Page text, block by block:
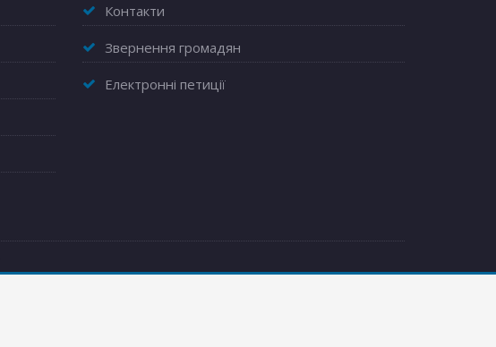
Контакти
Звернення громадян
Електронні петиції